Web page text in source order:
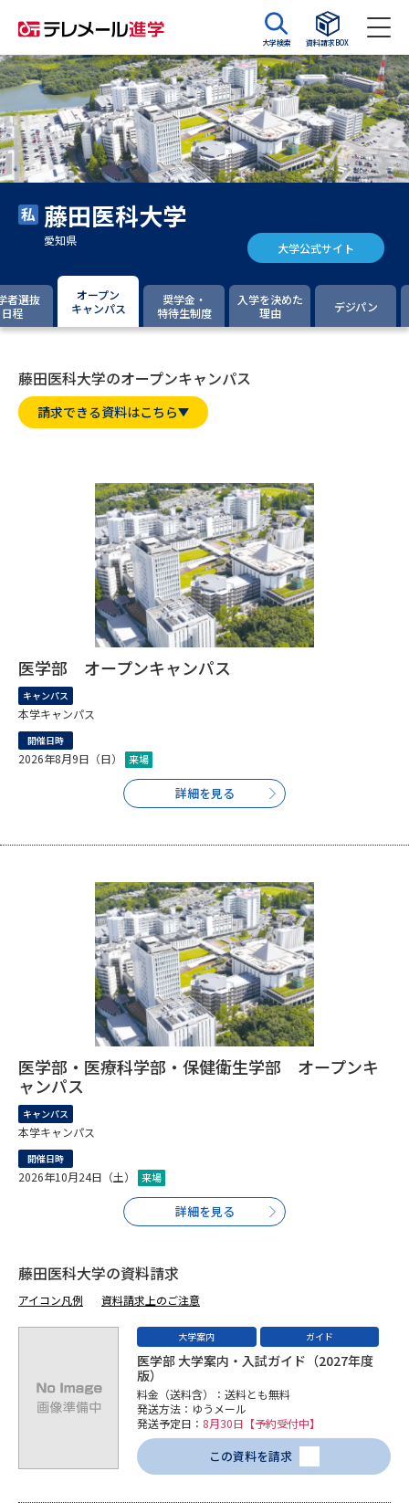
大学検索 資料請求BOX
資料請求 資料検索
大学・短大の資料種類から請求
大学パンフ
集要項＆願書
大学入学共通テスト利用選抜の
過去問題集
専門学校の資料請求
大学入学共通テスト「受験上の
配慮案内」の請求
高等学校卒業程度認定試験
幼稚園教員資格認定試験 小学校教員資格認定試験
高等学校（情報）教員資格認定
大学で学べる内容や特徴を調べる
新増設大学・学部・学科特集
国際・グローバルに強い大学特
集
デジタルパンフレット 進路の３択
新学年スタート号特集ページ
新学年スタート号特集ページ
（高2生用）
SELFBRAND特集ページ
オープンキャンパスなどを調べる
オープンキャンパス検索
来場型・Web型イベント特集
受験準備 資料検索
志望校・出願校を調べる
受験スケジュールを立てよう
先輩が入学を決めた理由 テレメール全国一斉進学調査
藤田医科大学
愛知県 大学公式サイト
者選抜
日程
オープン
キャンパス
奨学金・
特待生制度
入学を決めた
理由
デジパン
藤田医科大学のオープンキャンパス
請求できる資料はこちら
医学部 オープンキャンパス
キャンパス
本学キャンパス
開催日時
2026年8月9日（日） 来場
詳細を見る
医学部・医療科学部・保健衛生学部 オープンキ
ャンパス
キャンパス
本学キャンパス
開催日時
2026年10月24日（土） 来場
詳細を見る
藤田医科大学の資料請求
アイコン凡例 資料請求上のご注意
大学案内 ガイド
医学部 大学案内・入試ガイド（2027年度
版）
料金（送料含）：送料とも無料
発送方法：ゆうメール
発送予定日： 8月30日【予約受付中】
この資料を請求